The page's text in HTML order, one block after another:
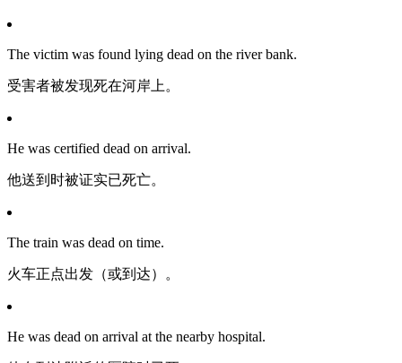
The victim was found lying dead on the river bank.
受害者被发现死在河岸上。
He was certified dead on arrival.
他送到时被证实已死亡。
The train was dead on time.
火车正点出发（或到达）。
He was dead on arrival at the nearby hospital.